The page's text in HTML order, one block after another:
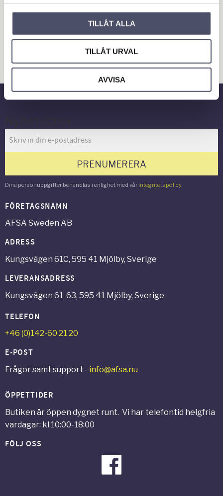
TILLÅT ALLA
TILLÅT URVAL
AVVISA
Garage- & Fordonsutrustning
Hus & Hem
PRENUMERERA
Dina personuppgifter behandlas i enlighet med vår integritetspolicy.
FÖRETAGSNAMN
AFSA Sweden AB
ADRESS
Kungsvägen 61C, 595 41 Mjölby, Sverige
LEVERANSADRESS
Kungsvägen 61-63, 595 41 Mjölby, Sverige
TELEFON
+46 (0)142-60 21 20
E-POST
Frågor samt support - info@afsa.nu
ÖPPETTIDER
Butiken är öppen dygnet runt. Vi har telefontid helgfria
vardagar: kl 10:00-18:00
FÖLJ OSS